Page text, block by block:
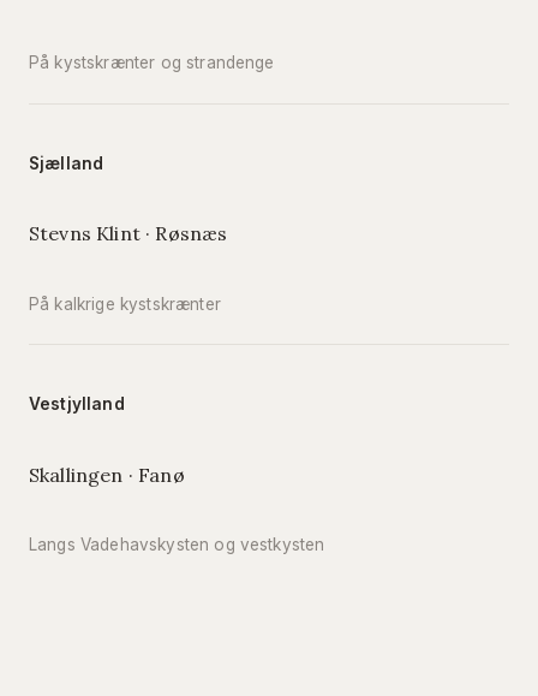
På kystskrænter og strandenge
Sjælland
Stevns Klint · Røsnæs
På kalkrige kystskrænter
Vestjylland
Skallingen · Fanø
Langs Vadehavskysten og vestkysten